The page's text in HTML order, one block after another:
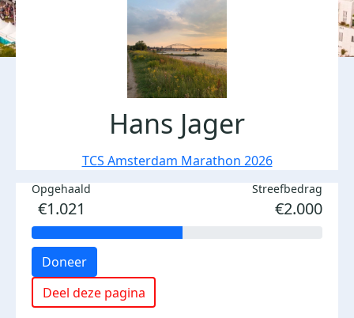
Hans Jager
TCS Amsterdam Marathon 2026
Opgehaald
€1.021
Streefbedrag
€2.000
Doneer
Deel deze pagina